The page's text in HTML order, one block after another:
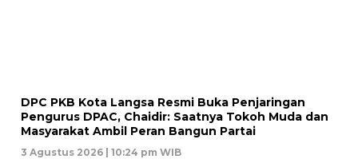
DPC PKB Kota Langsa Resmi Buka Penjaringan
Pengurus DPAC, Chaidir: Saatnya Tokoh Muda dan
Masyarakat Ambil Peran Bangun Partai
3 Agustus 2026 | 10:24 pm WIB